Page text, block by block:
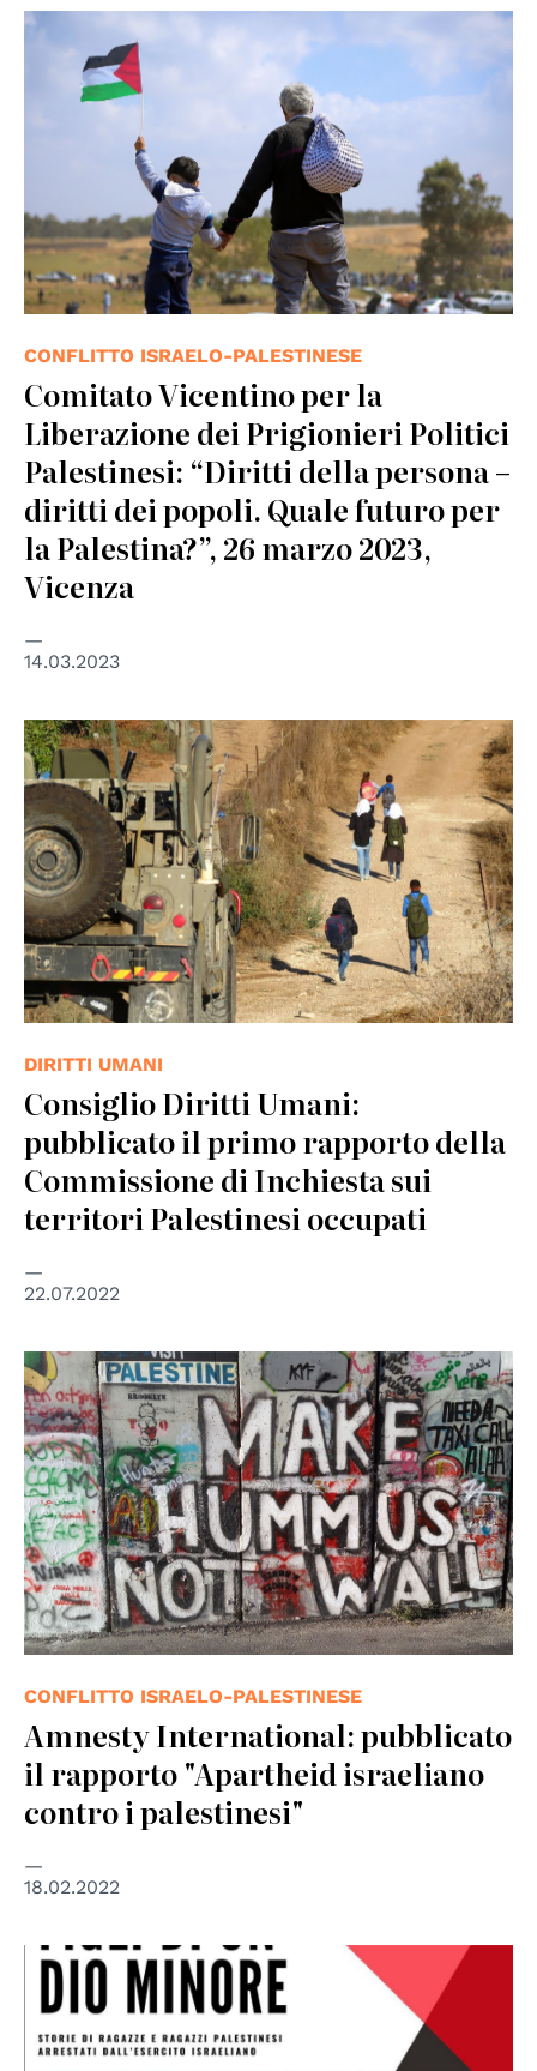
CONFLITTO ISRAELO-PALESTINESE
Comitato Vicentino per la
Liberazione dei Prigionieri Politici
Palestinesi: “Diritti della persona –
diritti dei popoli. Quale futuro per
la Palestina?”, 26 marzo 2023,
Vicenza
14.03.2023
© Guy Butavia / Ta'ayush
DIRITTI UMANI
Consiglio Diritti Umani:
pubblicato il primo rapporto della
Commissione di Inchiesta sui
territori Palestinesi occupati
22.07.2022
CONFLITTO ISRAELO-PALESTINESE
Amnesty International: pubblicato
il rapporto "Apartheid israeliano
contro i palestinesi"
18.02.2022